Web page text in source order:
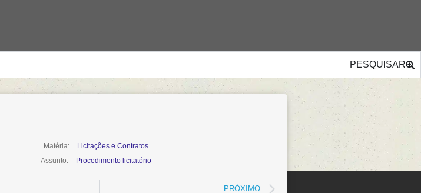
PESQUISAR
Matéria:
Licitações e Contratos
Assunto:
Procedimento licitatório
PRÓXIMO